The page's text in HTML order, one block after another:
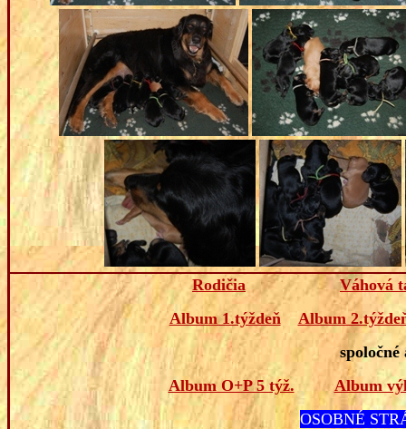
Rodičia
Váhová
Album 1.týždeň
Album
Album O+P 5 týž.
Album
OSOBNÉ